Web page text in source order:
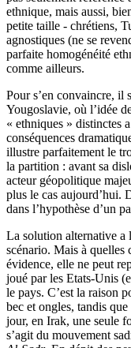
ethnique, mais aussi,
petite taille - chrétiens,
agnostiques (ne se
parfaite homogénéité
comme ailleurs.
Pour s’en convaincre, il
Yougoslavie, où l’idée
« ethniques » distinctes
conséquences
illustre parfaitement le
la partition : avant sa
acteur géopolitique
plus le cas aujourd’hui.
dans l’hypothèse d’un
La solution alternative a
scénario. Mais à quelles
évidence, elle ne peut
joué par les Etats-Unis
le pays. C’est la raison
bec et ongles, tandis
jour, en Irak, une seule
s’agit du mouvement